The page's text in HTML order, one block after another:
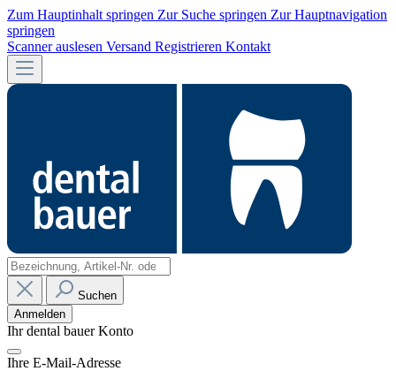
Zum Hauptinhalt springen Zur Suche springen Zur Hauptnavigation
springen
Scanner auslesen Versand Registrieren Kontakt
Suchen
Anmelden
Ihr dental bauer Konto
Ihre E-Mail-Adresse